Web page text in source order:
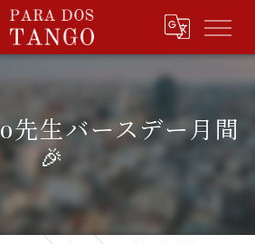
生バースデー月間
🎉